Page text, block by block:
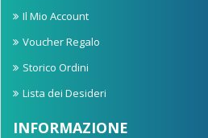
Il Mio Account
Voucher Regalo
Storico Ordini
Lista dei Desideri
INFORMAZIONE